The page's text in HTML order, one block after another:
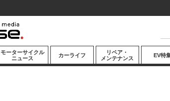
モーターサイクル
ニュース
カーライフ
リペア・
メンテナンス
EV特